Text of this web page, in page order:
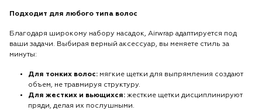
Подходит для любого типа волос
Благодаря широкому набору насадок, Airwrap адаптируется под
ваши задачи. Выбирая верный аксессуар, вы меняете стиль за
минуты:
Для тонких волос: мягкие щетки для выпрямления создают
объем, не травмируя структуру.
Для жестких и вьющихся: жесткие щетки дисциплинируют
пряди, делая их послушными.